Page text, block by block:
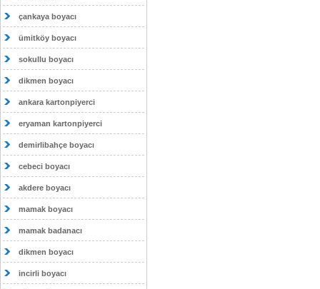
çankaya boyacı
ümitköy boyacı
sokullu boyacı
dikmen boyacı
ankara kartonpiyerci
eryaman kartonpiyerci
demirlibahçe boyacı
cebeci boyacı
akdere boyacı
mamak boyacı
mamak badanacı
dikmen boyacı
incirli boyacı